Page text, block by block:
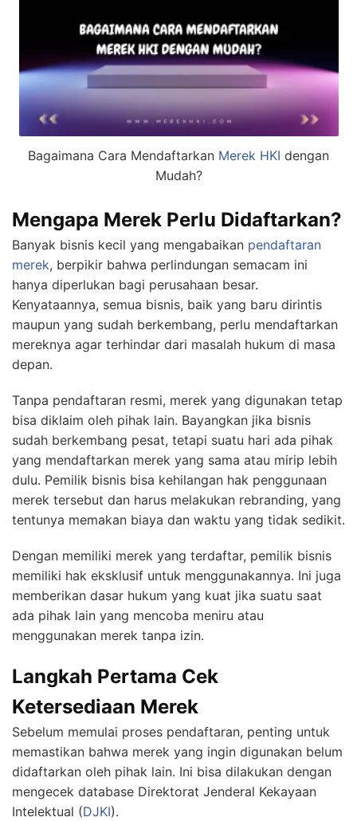
Bagaimana Cara Mendaftarkan Merek HKI dengan
Mudah?
Mengapa Merek Perlu Didaftarkan?
Banyak bisnis kecil yang mengabaikan pendaftaran
merek, berpikir bahwa perlindungan semacam ini
hanya diperlukan bagi perusahaan besar.
Kenyataannya, semua bisnis, baik yang baru dirintis
maupun yang sudah berkembang, perlu mendaftarkan
mereknya agar terhindar dari masalah hukum di masa
depan.
Tanpa pendaftaran resmi, merek yang digunakan tetap
bisa diklaim oleh pihak lain. Bayangkan jika bisnis
sudah berkembang pesat, tetapi suatu hari ada pihak
yang mendaftarkan merek yang sama atau mirip lebih
dulu. Pemilik bisnis bisa kehilangan hak penggunaan
merek tersebut dan harus melakukan rebranding, yang
tentunya memakan biaya dan waktu yang tidak sedikit.
Dengan memiliki merek yang terdaftar, pemilik bisnis
memiliki hak eksklusif untuk menggunakannya. Ini juga
memberikan dasar hukum yang kuat jika suatu saat
ada pihak lain yang mencoba meniru atau
menggunakan merek tanpa izin.
Langkah Pertama Cek
Ketersediaan Merek
Sebelum memulai proses pendaftaran, penting untuk
memastikan bahwa merek yang ingin digunakan belum
didaftarkan oleh pihak lain. Ini bisa dilakukan dengan
mengecek database Direktorat Jenderal Kekayaan
Intelektual (DJKI).